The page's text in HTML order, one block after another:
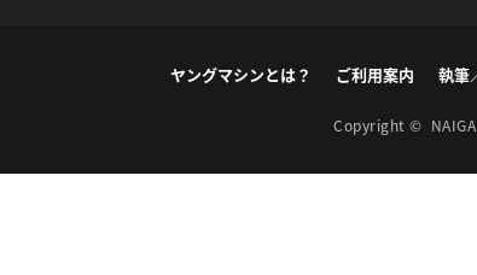
ヤングマシンとは？ ご利用案内 執筆
Copyright ©